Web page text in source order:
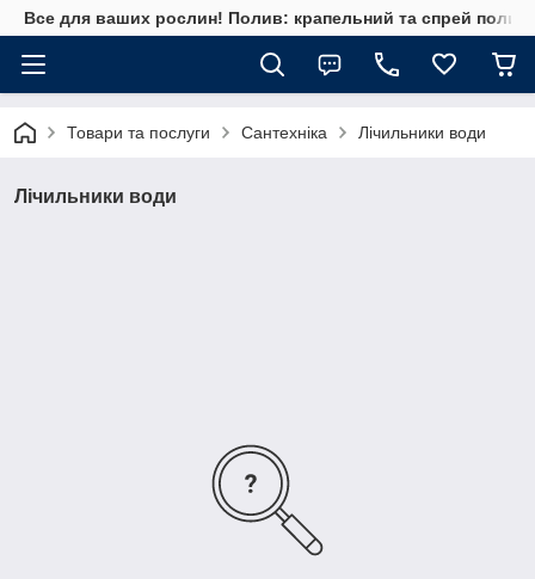
Все для ваших рослин! Полив: крапельний та спрей полив,
Товари та послуги Сантехніка Лічильники води
Лічильники води